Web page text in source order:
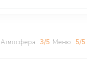
Атмосфера : 3/5 Меню : 5/5